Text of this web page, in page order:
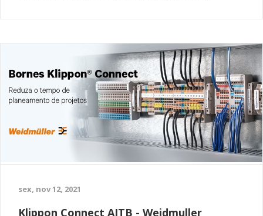
sex, nov 12, 2021
Klippon Connect AITB - Weidmuller